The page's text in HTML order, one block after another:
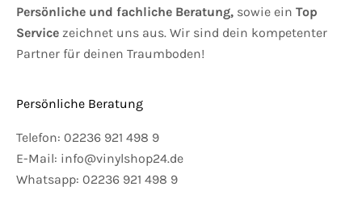
Persönliche und fachliche Beratung, sowie ein Top
Service zeichnet uns aus. Wir sind dein kompetenter
Partner für deinen Traumboden!
Persönliche Beratung
Telefon: 02236 921 498 9
E-Mail: info@vinylshop24.de
Whatsapp: 02236 921 498 9